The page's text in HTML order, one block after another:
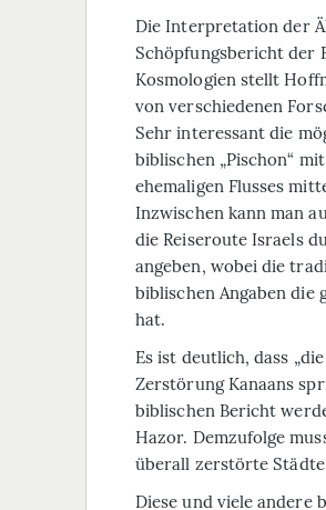
Die Interpretation der
Schöpfungsbericht der
Kosmologien stellt
von verschiedenen
Sehr interessant die
biblischen „Pischon“
ehemaligen Flusses
Inzwischen kann man
die Reiseroute Israels
angeben, wobei die
biblischen Angaben
hat.
Es ist deutlich, dass
Zerstörung Kanaans
biblischen Bericht
Hazor. Demzufolge
überall zerstörte
Diese und viele andere